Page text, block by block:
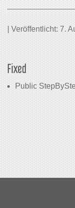
| Veröffentlicht: 7.
Fixed
Public